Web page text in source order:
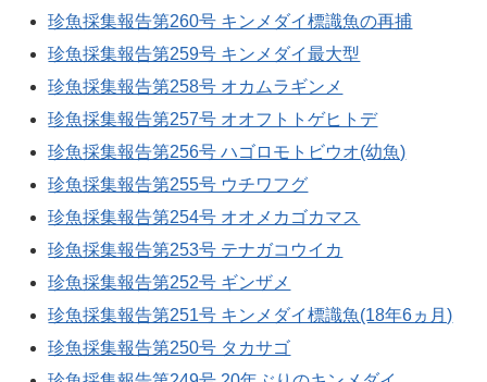
珍魚採集報告第260号 キンメダイ標識魚の再捕
珍魚採集報告第259号 キンメダイ最大型
珍魚採集報告第258号 オカムラギンメ
珍魚採集報告第257号 オオフトトゲヒトデ
珍魚採集報告第256号 ハゴロモトビウオ(幼魚)
珍魚採集報告第255号 ウチワフグ
珍魚採集報告第254号 オオメカゴカマス
珍魚採集報告第253号 テナガコウイカ
珍魚採集報告第252号 ギンザメ
珍魚採集報告第251号 キンメダイ標識魚(18年6ヵ月)
珍魚採集報告第250号 タカサゴ